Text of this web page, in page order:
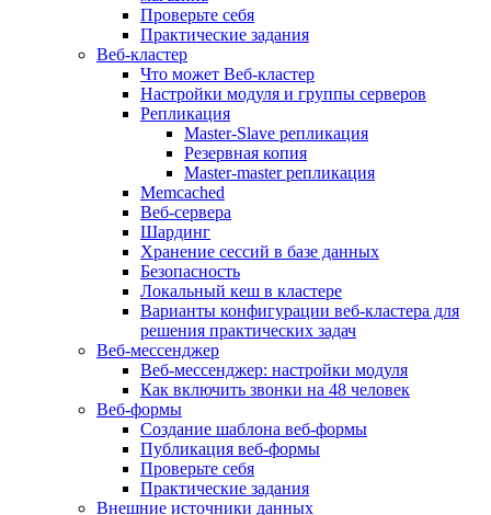
Проверьте себя
Практические задания
Веб-кластер
Что может Веб-кластер
Настройки модуля и группы серверов
Репликация
Master-Slave репликация
Резервная копия
Master-master репликация
Memcached
Веб-сервера
Шардинг
Хранение сессий в базе данных
Безопасность
Локальный кеш в кластере
Варианты конфигурации веб-кластера для
решения практических задач
Веб-мессенджер
Веб-мессенджер: настройки модуля
Как включить звонки на 48 человек
Веб-формы
Создание шаблона веб-формы
Публикация веб-формы
Проверьте себя
Практические задания
Внешние источники данных